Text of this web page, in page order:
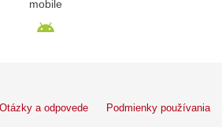
mobile
Otázky a odpovede Podmienky používania